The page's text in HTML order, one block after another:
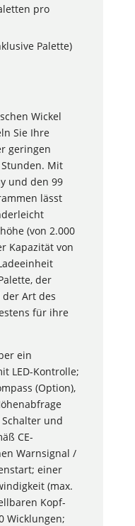
pro
Palette)
Wickel
Sie Ihre
geringen
Stunden. Mit
und den 99
lässt
(von 2.000
Kapazität von
der
Art des
für ihre
ein
LED-Kontrolle;
(Option),
und
CE-
Warnsignal /
einer
(max.
Kopf-
Wicklungen;